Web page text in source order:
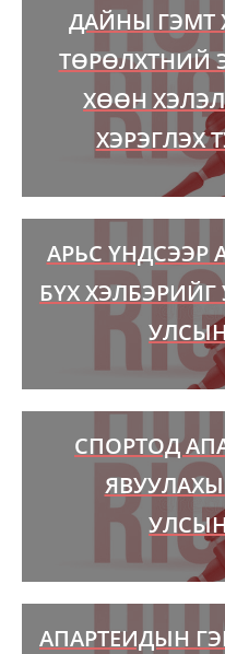
ДАЙНЫ ГЭМТ
ТӨРӨЛХТНИЙ
ХӨӨН
ХЭРЭГЛЭХ
АРЬС ҮНДСЭЭР
БҮХ
СПОРТОД
АПАРТЕИДЫН